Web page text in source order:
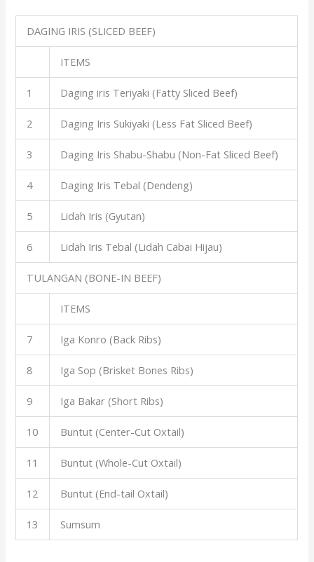
DAGING IRIS (SLICED BEEF)
ITEMS
1 Daging iris Teriyaki (Fatty Sliced Beef)
2 Daging Iris Sukiyaki (Less Fat Sliced Beef)
3 Daging Iris Shabu-Shabu (Non-Fat Sliced Beef)
4 Daging Iris Tebal (Dendeng)
5 Lidah Iris (Gyutan)
6 Lidah Iris Tebal (Lidah Cabai Hijau)
TULANGAN (BONE-IN BEEF)
ITEMS
7 Iga Konro (Back Ribs)
8 Iga Sop (Brisket Bones Ribs)
9 Iga Bakar (Short Ribs)
10 Buntut (Center-Cut Oxtail)
11 Buntut (Whole-Cut Oxtail)
12 Buntut (End-tail Oxtail)
13 Sumsum